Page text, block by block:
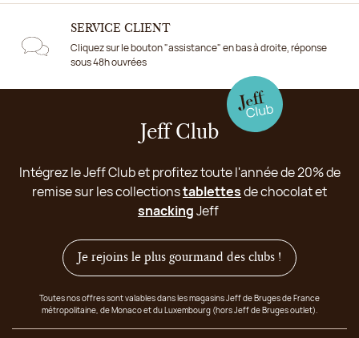
SERVICE CLIENT
Cliquez sur le bouton "assistance" en bas à droite, réponse
sous 48h ouvrées
Jeff Club
Intégrez le Jeff Club et profitez toute l'année de 20% de
remise sur les collectionstablettesde chocolat et
snackingJeff
Je rejoins le plus gourmand des clubs !
Toutes nos offres sont valables dans les magasins Jeff de Bruges de France
métropolitaine, de Monaco et du Luxembourg (hors Jeff de Bruges outlet).